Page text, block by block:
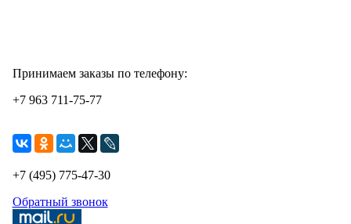
Принимаем заказы по телефону:
+7 963 711-75-77
+7 (495) 775-47-30
Обратный звонок